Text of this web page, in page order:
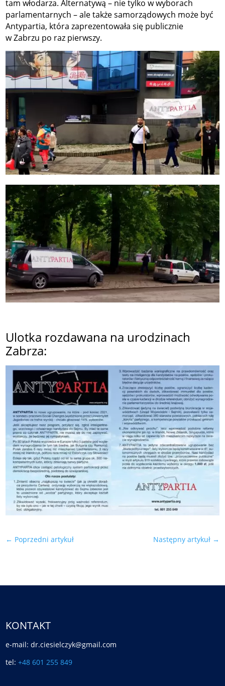
tam włodarza. Alternatywą – nie tylko w wyborach
parlamentarnych – ale także samorządowych może być
Antypartia, która zaprezentowała się publicznie
w Zabrzu po raz pierwszy.
Ulotka rozdawana na urodzinach
Zabrza:
← Poprzedni artykuł Następny artykuł→
KONTAKT
e-mail: dr.ciesielczyk@gmail.com
tel:+48 601 255 849